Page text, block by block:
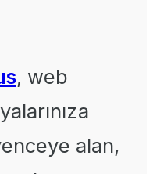
, web
alan,